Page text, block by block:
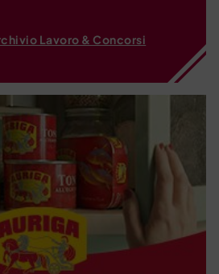
Lavoro & Concorsi